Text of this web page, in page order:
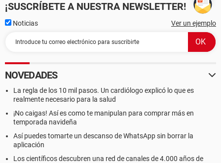
¡SUSCRÍBETE A NUESTRA NEWSLETTER!
Noticias Ver un ejemplo
NOVEDADES
La regla de los 10 mil pasos. Un cardiólogo explicó lo que es
realmente necesario para la salud
¡No caigas! Así es como te manipulan para comprar más en
temporada navideña
Así puedes tomarte un descanso de WhatsApp sin borrar la
aplicación
Los científicos descubren una red de canales de 4.000 años de